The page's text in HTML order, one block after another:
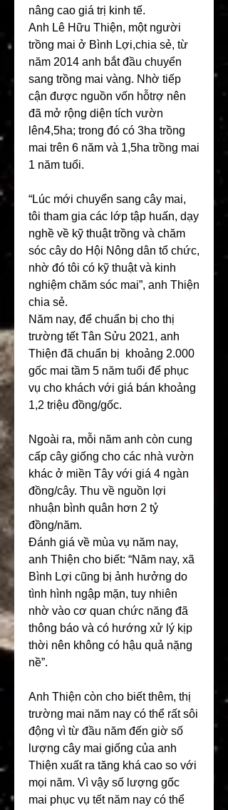
nâng cao giá trị kinh tế.
Anh Lê Hữu Thiện, một người
trồng mai ở Bình Lợi,chia sẻ, từ
năm 2014 anh bắt đầu chuyển
sang trồng mai vàng. Nhờ tiếp
cận được nguồn vốn hỗtrợ nên
đã mở rộng diện tích vườn
lên4,5ha; trong đó có 3ha trồng
mai trên 6 năm và 1,5ha trồng mai
1 năm tuổi.
“Lúc mới chuyển sang cây mai,
tôi tham gia các lớp tập huấn, dạy
nghề về kỹ thuật trồng và chăm
sóc cây do Hội Nông dân tổ chức,
nhờ đó tôi có kỹ thuật và kinh
nghiệm chăm sóc mai”, anh Thiện
chia sẻ.
Năm nay, để chuẩn bị cho thị
trường tết Tân Sửu 2021, anh
Thiện đã chuẩn bị  khoảng 2.000
gốc mai tầm 5 năm tuổi để phục
vụ cho khách với giá bán khoảng
1,2 triệu đồng/gốc.
Ngoài ra, mỗi năm anh còn cung
cấp cây giống cho các nhà vườn
khác ở miền Tây với giá 4 ngàn
đồng/cây. Thu về nguồn lợi
nhuận bình quân hơn 2 tỷ
đồng/năm.
Đánh giá về mùa vụ năm nay,
anh Thiện cho biết: “Năm nay, xã
Bình Lợi cũng bị ảnh hưởng do
tình hình ngập mặn, tuy nhiên
nhờ vào cơ quan chức năng đã
thông báo và có hướng xử lý kịp
thời nên không có hậu quả nặng
nề”.
Anh Thiện còn cho biết thêm, thị
trường mai năm nay có thể rất sôi
động vì từ đầu năm đến giờ số
lượng cây mai giống của anh
Thiện xuất ra tăng khá cao so với
mọi năm. Vì vậy số lượng gốc
mai phục vụ tết năm nay có thể